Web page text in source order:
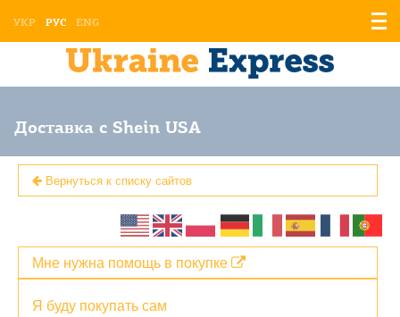
УКР РУС ENG
Доставка с Shein USA
Вернуться к списку сайтов
Я буду покупать сам
Мне нужна помощь в покупке